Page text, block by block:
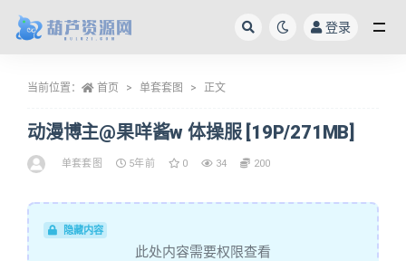
登录
当前位置： 首页 单套套图 正文
动漫博主@果咩酱w 体操服 [19P/271MB]
单套套图 5年前 0 34 200
隐藏内容
此处内容需要权限查看